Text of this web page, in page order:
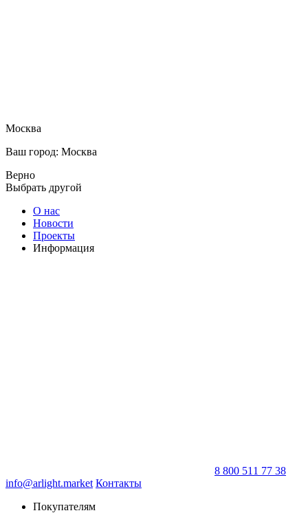
Москва
Ваш город: Москва
Верно
Выбрать другой
О нас
Новости
Проекты
Информация
8 800 511 77 38
info@arlight.market Контакты
Покупателям